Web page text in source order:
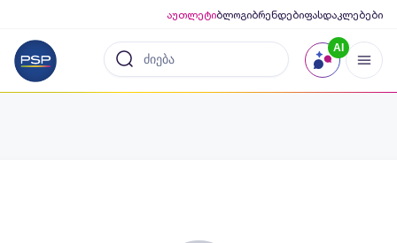
აუთლეტიბლოგიბრენდებიფასდაკლებები
AI